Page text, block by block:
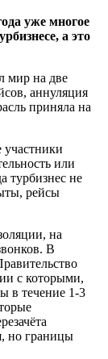
уже многое
а это
мир на две
аннуляция
приняла на
участники
или
турбизнес не
рейсы
на
В
с которыми,
в течение 1-3
но границы